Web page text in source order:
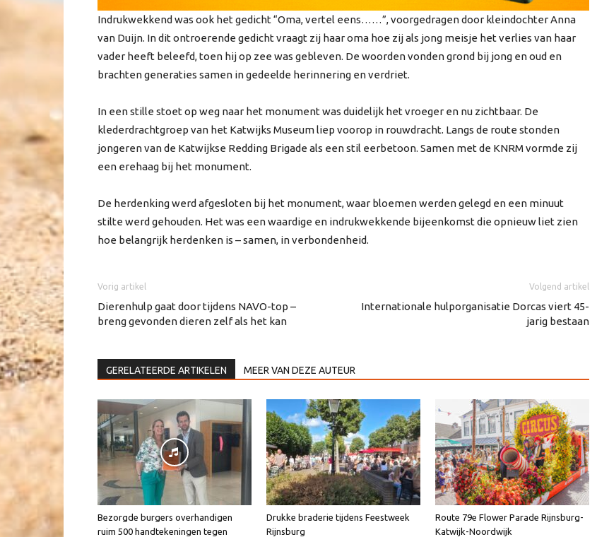
Indrukwekkend was ook het gedicht “Oma, vertel eens……”, voorgedragen door kleindochter Anna
van Duijn. In dit ontroerende gedicht vraagt zij haar oma hoe zij als jong meisje het verlies van haar
vader heeft beleefd, toen hij op zee was gebleven. De woorden vonden grond bij jong en oud en
brachten generaties samen in gedeelde herinnering en verdriet.
In een stille stoet op weg naar het monument was duidelijk het vroeger en nu zichtbaar. De
klederdrachtgroep van het Katwijks Museum liep voorop in rouwdracht. Langs de route stonden
jongeren van de Katwijkse Redding Brigade als een stil eerbetoon. Samen met de KNRM vormde zij
een erehaag bij het monument.
De herdenking werd afgesloten bij het monument, waar bloemen werden gelegd en een minuut
stilte werd gehouden. Het was een waardige en indrukwekkende bijeenkomst die opnieuw liet zien
hoe belangrijk herdenken is – samen, in verbondenheid.
Vorig artikel
Dierenhulp gaat door tijdens NAVO-top –
breng gevonden dieren zelf als het kan
Volgend artikel
Internationale hulporganisatie Dorcas viert 45-
jarig bestaan
GERELATEERDE ARTIKELEN MEER VAN DEZE AUTEUR
Bezorgde burgers overhandigen
ruim 500 handtekeningen tegen
Drukke braderie tijdens Feestweek
Rijnsburg
Route 79e Flower Parade Rijnsburg-
Katwijk-Noordwijk